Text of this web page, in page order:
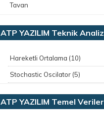
Tavan
ATP YAZILIM Teknik Analiz
Hareketli Ortalama (10)
Stochastic Oscilator (5)
ATP YAZILIM Temel Veriler